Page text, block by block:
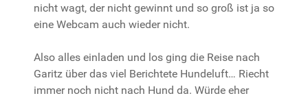
nicht wagt, der nicht gewinnt und so groß ist ja so
eine Webcam auch wieder nicht.
Also alles einladen und los ging die Reise nach
Garitz über das viel Berichtete Hundeluft… Riecht
immer noch nicht nach Hund da. Würde eher